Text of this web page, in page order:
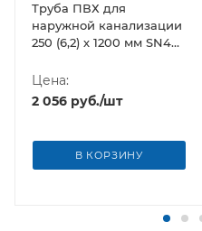
Труба ПВХ для
наружной канализации
250 (6,2) х 1200 мм SN4
Цена:
2 056 руб./шт
В КОРЗИНУ